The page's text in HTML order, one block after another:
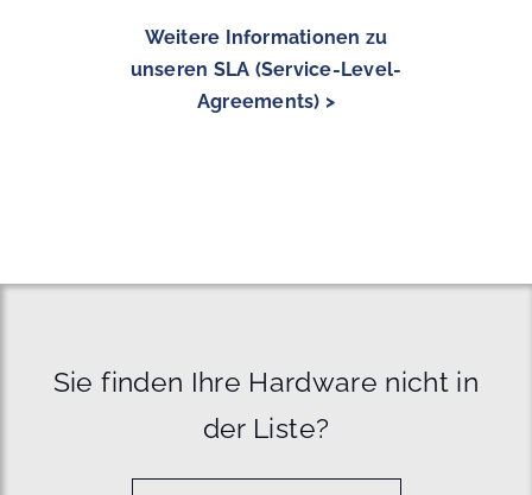
Weitere Informationen zu
unseren SLA (Service-Level-
Agreements) >
Sie finden Ihre Hardware nicht in
der Liste?